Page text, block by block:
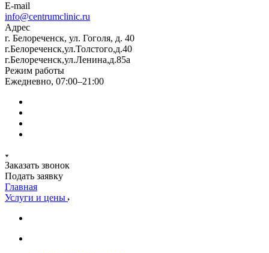
E-mail
info@centrumclinic.ru
Адрес
г. Белореченск, ул. Гоголя, д. 40
г.Белореченск,ул.Толстого,д.40
г.Белореченск,ул.Ленина,д.85а
Режим работы
Ежедневно, 07:00–21:00
Заказать звонок
Подать заявку
Главная
Услуги и цены